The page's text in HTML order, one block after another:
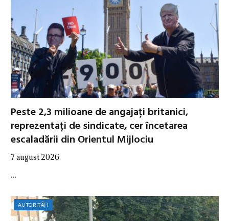
Peste 2,3 milioane de angajați britanici,
reprezentați de sindicate, cer încetarea
escaladării din Orientul Mijlociu
7 august 2026
…
AUTORITĂȚI